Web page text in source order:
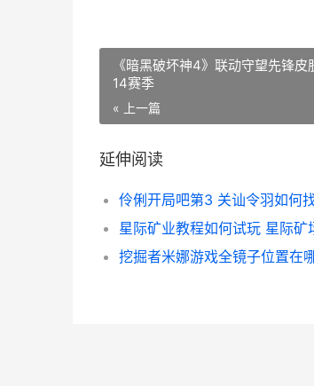
《暗黑破坏神4》联动守望先锋
14赛季
« 上一篇
延伸阅读
伶俐开局吧第3 关讪令羽如何
星际矿业教程如何试玩 星际矿
挖掘者米娜游戏全镜子位置在